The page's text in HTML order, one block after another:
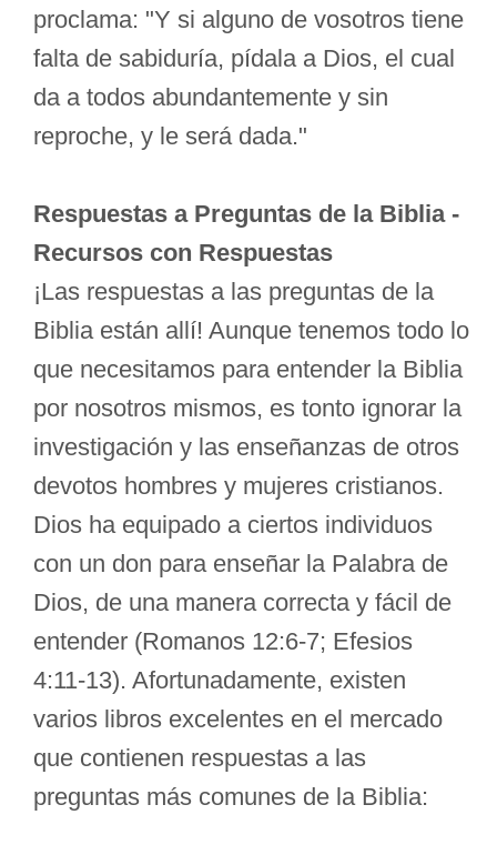
proclama: "Y si alguno de vosotros tiene
falta de sabiduría, pídala a Dios, el cual
da a todos abundantemente y sin
reproche, y le será dada."
Respuestas a Preguntas de la Biblia -
Recursos con Respuestas
¡Las respuestas a las preguntas de la
Biblia están allí! Aunque tenemos todo lo
que necesitamos para entender la Biblia
por nosotros mismos, es tonto ignorar la
investigación y las enseñanzas de otros
devotos hombres y mujeres cristianos.
Dios ha equipado a ciertos individuos
con un don para enseñar la Palabra de
Dios, de una manera correcta y fácil de
entender (Romanos 12:6-7; Efesios
4:11-13). Afortunadamente, existen
varios libros excelentes en el mercado
que contienen respuestas a las
preguntas más comunes de la Biblia: